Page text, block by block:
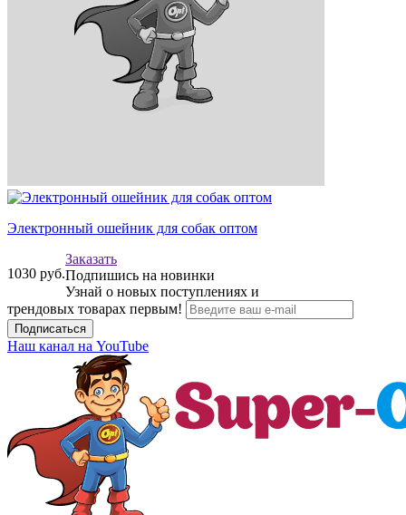
Электронный ошейник для собак оптом
1030 руб.
Заказать
Подпишись на новинки
Узнай о новых поступлениях и
трендовых товарах первым!
Подписаться
Наш канал на YouTube